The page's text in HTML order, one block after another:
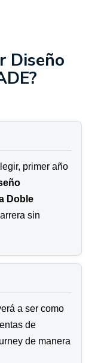
Diseño
primer año
Doble
sin
a ser como
de
de manera